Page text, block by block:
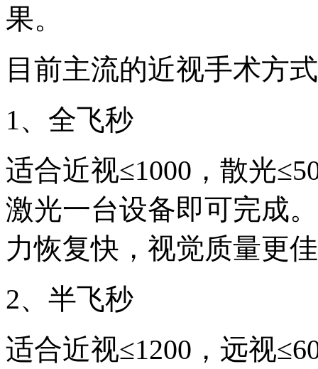
果。
目前主流的近视手术方
1、全飞秒
适合近视≤1000，散光
激光一台设备即可完成
力恢复快，视觉质量更
2、半飞秒
适合近视≤1200，远视